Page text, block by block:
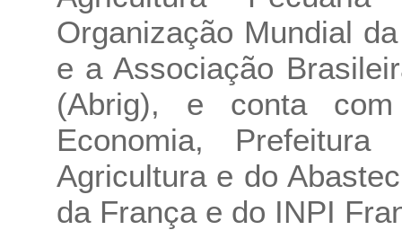
Organização Mundial
e a Associação
(Abrig), e conta
Economia,
Agricultura e do
da França e do INPI